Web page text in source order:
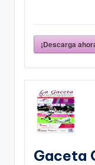
¡Descarga
Gaceta